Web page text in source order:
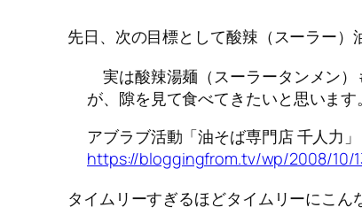
先日、次の目標として酸辣（スーラー）
実は酸辣湯麺（スーラータンメン
が、隙を見て食べてきたいと思います。
アブラブ活動「油そば専門店 千人力
https://bloggingfrom.tv/wp/2008/10/
タイムリーすぎるほどタイムリーにこん